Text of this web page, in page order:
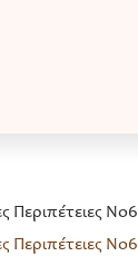
Περιπέτειες Νο6
Περιπέτειες Νο6